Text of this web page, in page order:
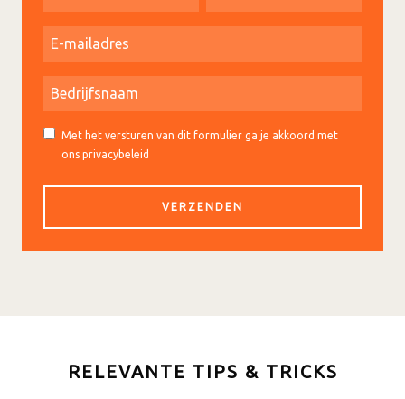
Met het versturen van dit formulier ga je akkoord met
ons privacybeleid
RELEVANTE TIPS & TRICKS